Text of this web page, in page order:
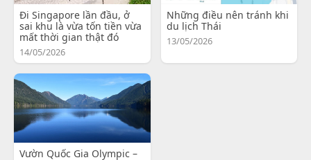
Đi Singapore lần đầu, ở
sai khu là vừa tốn tiền vừa
mất thời gian thật đó
14/05/2026
Những điều nên tránh khi
du lịch Thái
13/05/2026
Vườn Quốc Gia Olympic –